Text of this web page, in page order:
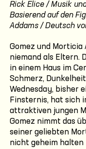
Rick Elice / Musik
Basierend auf den
Addams / Deutsch
Gomez und Morticia
niemand als Eltern.
in einem Haus im
Schmerz,
Wednesday, bisher
Finsternis, hat sich
attraktiven jungen
Gomez nimmt das
seiner geliebten
nicht geheim halten